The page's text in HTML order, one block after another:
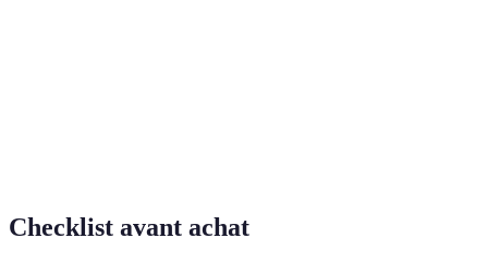
Checklist avant achat